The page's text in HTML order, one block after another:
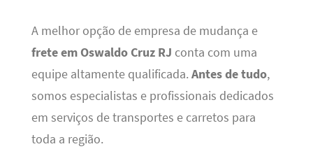
A melhor opção de empresa de mudança e
frete em Oswaldo Cruz RJ conta com uma
equipe altamente qualificada. Antes de tudo,
somos especialistas e profissionais dedicados
em serviços de transportes e carretos para
toda a região.